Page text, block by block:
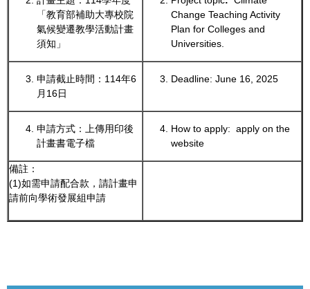
「教育部補助大專校院
氣候變遷教學活動計畫
須知」
Change Teaching Activity
Plan for Colleges and
Universities.
申請截止時間：114年6
月16日
Deadline: June 16, 2025
申請方式：上傳用印後
計畫書電子檔
How to apply: apply on the
website
備註：
(1)如需申請配合款，請計畫申
請前向學術發展組申請